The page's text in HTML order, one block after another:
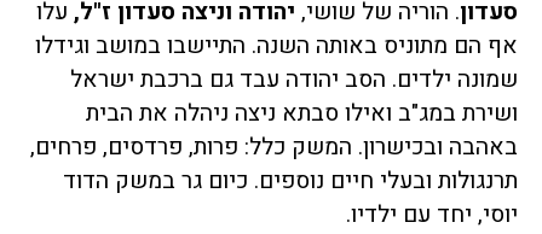
סעדון. הוריה של שושי, יהודה וניצה סעדון ז"ל, עלו
אף הם מתוניס באותה השנה. התיישבו במושב וגידלו
שמונה ילדים. הסב יהודה עבד גם ברכבת ישראל
ושירת במג"ב ואילו סבתא ניצה ניהלה את הבית
באהבה ובכישרון. המשק כלל: פרות, פרדסים, פרחים,
תרנגולות ובעלי חיים נוספים. כיום גר במשק הדוד
יוסי, יחד עם ילדיו.